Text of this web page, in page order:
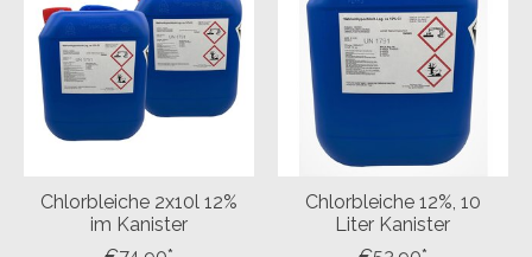
Chlorbleiche 2x10l 12%
im Kanister
Chlorbleiche 12%, 10
Liter Kanister